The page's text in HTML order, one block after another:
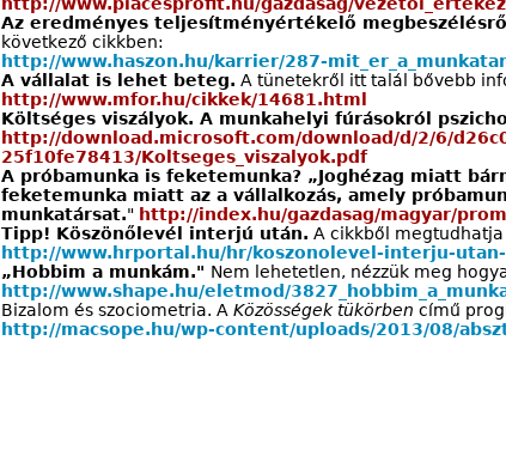
Az eredményes teljesítményértékelő
következő cikkben:
http://www.haszon.hu/karrier/287-
A vállalat is lehet beteg. A tünetekről itt talál bővebb
http://www.mfor.hu/cikkek/14681.html
Költséges viszályok. A munkahelyi fúrásokról
http://download.microsoft.com/download/d/2/6/
25f10fe78413/Koltseges_viszalyok.pdf
A próbamunka is feketemunka? „Joghézag miatt
feketemunka miatt az a vállalkozás, amely
munkatársat." http://index.hu/gazdasag/magyar/
Tipp! Köszönőlevél interjú után. A cikkből
http://www.hrportal.hu/hr/koszonolevel-interju-
„Hobbim a munkám." Nem lehetetlen, nézzük meg
http://www.shape.hu/eletmod/
Bizalom és szociometria. A Közösségek tükörben című
http://macsope.hu/wp-content/uploads/2013/08/